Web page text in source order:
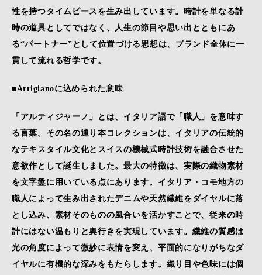
性を持つタイムピースを生み出しています。時計を単なる計
時の道具としてではなく、人生の節目や思い出とともにあ
る“パートナー”として位置づける思想は、ブランド全体に一
貫して流れる哲学です。
■Artigianoに込められた意味
「アルティジャーノ」とは、イタリア語で「職人」を意味す
る言葉。その名の通り本コレクションは、イタリアの伝統的
なテキスタイル文化とスイスの機械式時計技術を融合させた
意欲作として誕生しました。最大の特徴は、実際の織物素材
を文字盤に用いている点にあります。イタリア・コモ地方の
職人によって生み出されたデニムや天然繊維をダイヤルに落
とし込み、素材そのものの風合いを活かすことで、従来の時
計にはない温もりと奥行きを実現しています。繊維の質感は
光の角度によって微妙に表情を変え、平面的になりがちなダ
イヤルに有機的な深みをもたらします。織り目や色味には個